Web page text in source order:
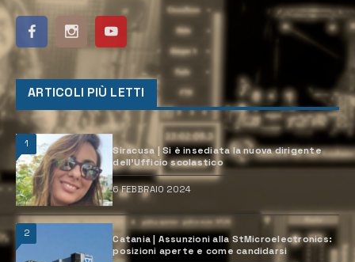
ARTICOLI PIÙ LETTI
1
Siracusa | Si è insediata la nuova dirigente
dell’Ufficio scolastico
6 FEBBRAIO 2024
2
Catania | Assunzioni alla StMicroelectronics:
posizioni aperte e come candidarsi